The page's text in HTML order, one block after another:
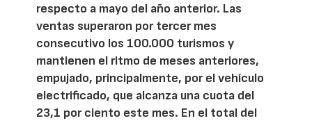
respecto a mayo del año anterior. Las
ventas superaron por tercer mes
consecutivo los 100.000 turismos y
mantienen el ritmo de meses anteriores,
empujado, principalmente, por el vehículo
electrificado, que alcanza una cuota del
23,1 por ciento este mes. En el total del